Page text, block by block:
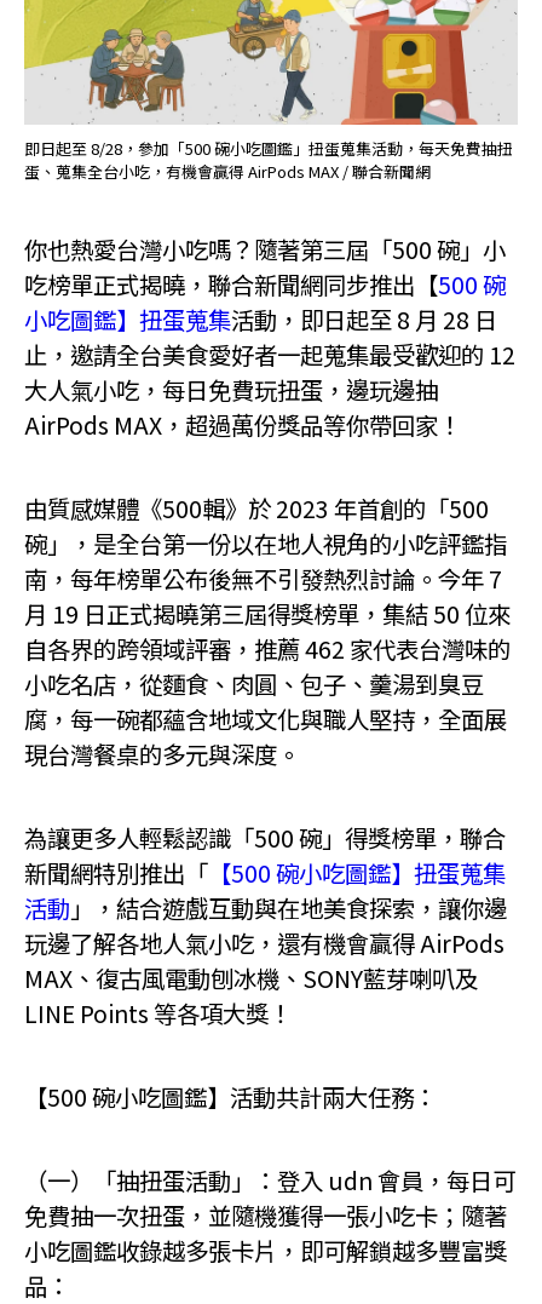
即日起至 8/28，參加「500 碗小吃圖鑑」扭蛋蒐集活動，每天免費抽扭
蛋、蒐集全台小吃，有機會贏得 AirPods MAX / 聯合新聞網
你也熱愛台灣小吃嗎？隨著第三屆「500 碗」小
吃榜單正式揭曉，聯合新聞網同步推出【500 碗
小吃圖鑑】扭蛋蒐集活動，即日起至 8 月 28 日
止，邀請全台美食愛好者一起蒐集最受歡迎的 12
大人氣小吃，每日免費玩扭蛋，邊玩邊抽
AirPods MAX，超過萬份獎品等你帶回家！
由質感媒體《500輯》於 2023 年首創的「500
碗」，是全台第一份以在地人視角的小吃評鑑指
南，每年榜單公布後無不引發熱烈討論。今年 7
月 19 日正式揭曉第三屆得獎榜單，集結 50 位來
自各界的跨領域評審，推薦 462 家代表台灣味的
小吃名店，從麵食、肉圓、包子、羹湯到臭豆
腐，每一碗都蘊含地域文化與職人堅持，全面展
現台灣餐桌的多元與深度。
為讓更多人輕鬆認識「500 碗」得獎榜單，聯合
新聞網特別推出「 【500 碗小吃圖鑑】扭蛋蒐集
活動 」，結合遊戲互動與在地美食探索，讓你邊
玩邊了解各地人氣小吃，還有機會贏得 AirPods
MAX、復古風電動刨冰機、SONY藍芽喇叭及
LINE Points 等各項大獎！
【500 碗小吃圖鑑】活動共計兩大任務：
（一）「抽扭蛋活動」：登入 udn 會員，每日可
免費抽一次扭蛋，並隨機獲得一張小吃卡；隨著
小吃圖鑑收錄越多張卡片，即可解鎖越多豐富獎
品：